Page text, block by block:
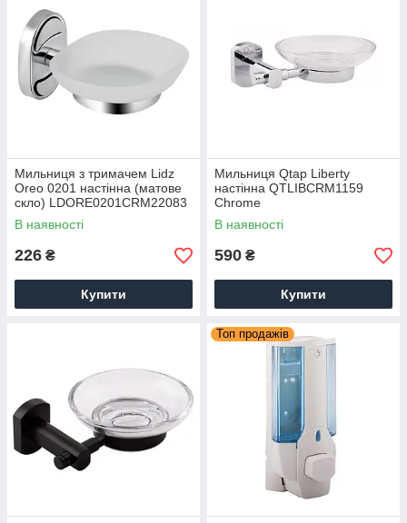
Мильниця з тримачем Lidz
Oreo 0201 настінна (матове
скло) LDORE0201CRM22083
Chrome
В наявності
226 ₴
Купити
Мильниця Qtap Liberty
настінна QTLIBCRM1159
Chrome
В наявності
590 ₴
Купити
Топ продажів